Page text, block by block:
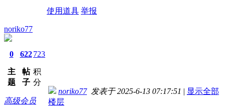
使用道具 举报
noriko77
0
主
题
622
帖
子
723
积
分
高级会员
noriko77发表于 2025-6-13 07:17:51 | 显示全部
楼层